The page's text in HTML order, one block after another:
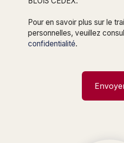
Pour en savoir plus sur le
personnelles, veuillez
confidentialité.